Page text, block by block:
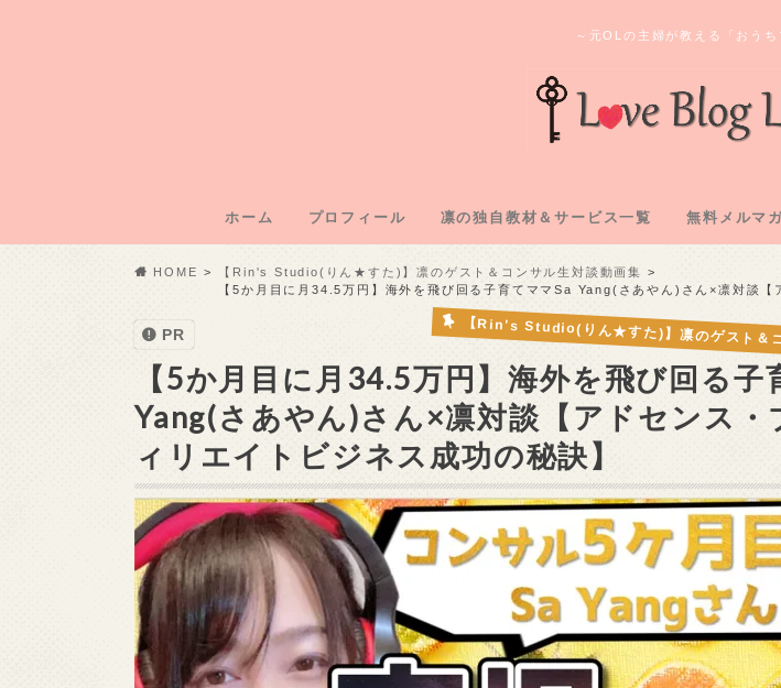
～元OLの主婦が教える「おうち
ホーム プロフィール 凛の独自教材＆サービス一覧 無料メルマ
HOME
【Rin's Studio(りん★すた)】凛のゲスト＆コンサル生対談動画集
【5か月目に月34.5万円】海外を飛び回る子育てママSa Yang(さあやん)さん×凛対談【
【Rin's Studio(りん★すた)】凛のゲスト＆
PR
【5か月目に月34.5万円】海外を飛び回る子
Yang(さあやん)さん×凛対談【アドセンス・
ィリエイトビジネス成功の秘訣】